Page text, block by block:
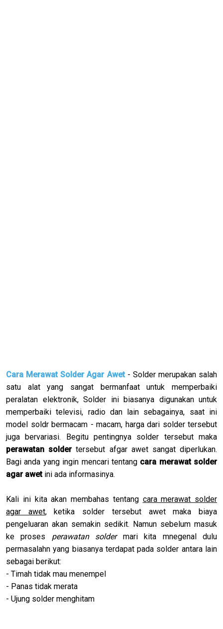
Cara Merawat Solder Agar Awet- Solder merupakan salah
satu alat yang sangat bermanfaat untuk memperbaiki
peralatan elektronik, Solder ini biasanya digunakan untuk
memperbaiki televisi, radio dan lain sebagainya, saat ini
model soldr bermacam - macam, harga dari solder tersebut
juga bervariasi. Begitu pentingnya solder tersebut maka
perawatan soldertersebut afgar awet sangat diperlukan.
Bagi anda yang ingin mencari tentang cara merawat solder
agar awet ini ada informasinya.
Kali ini kita akan membahas tentang cara merawat solder
agar awet, ketika solder tersebut awet maka biaya
pengeluaran akan semakin sedikit. Namun sebelum masuk
ke proses perawatan soldermari kita mnegenal dulu
permasalahn yang biasanya terdapat pada solder antara lain
sebagai berikut:
- Timah tidak mau menempel
- Panas tidak merata
- Ujung solder menghitam